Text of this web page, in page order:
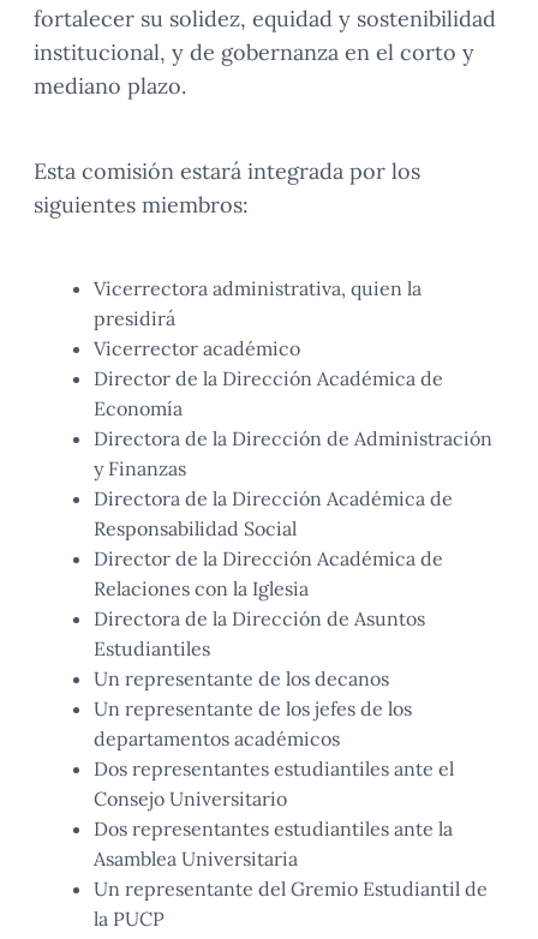
fortalecer su solidez, equidad y sostenibilidad
institucional, y de gobernanza en el corto y
mediano plazo.
Esta comisión estará integrada por los
siguientes miembros:
Vicerrectora administrativa, quien la
presidirá
Vicerrector académico
Director de la Dirección Académica de
Economía
Directora de la Dirección de Administración
y Finanzas
Directora de la Dirección Académica de
Responsabilidad Social
Director de la Dirección Académica de
Relaciones con la Iglesia
Directora de la Dirección de Asuntos
Estudiantiles
Un representante de los decanos
Un representante de los jefes de los
departamentos académicos
Dos representantes estudiantiles ante el
Consejo Universitario
Dos representantes estudiantiles ante la
Asamblea Universitaria
Un representante del Gremio Estudiantil de
la PUCP